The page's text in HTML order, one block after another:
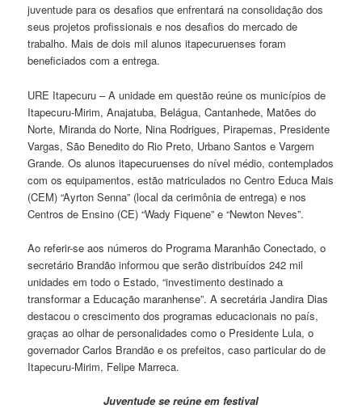
juventude para os desafios que enfrentará na consolidação dos
seus projetos profissionais e nos desafios do mercado de
trabalho. Mais de dois mil alunos itapecuruenses foram
beneficiados com a entrega.
URE Itapecuru – A unidade em questão reúne os municípios de
Itapecuru-Mirim, Anajatuba, Belágua, Cantanhede, Matões do
Norte, Miranda do Norte, Nina Rodrigues, Pirapemas, Presidente
Vargas, São Benedito do Rio Preto, Urbano Santos e Vargem
Grande. Os alunos itapecuruenses do nível médio, contemplados
com os equipamentos, estão matriculados no Centro Educa Mais
(CEM) “Ayrton Senna” (local da cerimônia de entrega) e nos
Centros de Ensino (CE) “Wady Fiquene” e “Newton Neves”.
Ao referir-se aos números do Programa Maranhão Conectado, o
secretário Brandão informou que serão distribuídos 242 mil
unidades em todo o Estado, “investimento destinado a
transformar a Educação maranhense”. A secretária Jandira Dias
destacou o crescimento dos programas educacionais no país,
graças ao olhar de personalidades como o Presidente Lula, o
governador Carlos Brandão e os prefeitos, caso particular do de
Itapecuru-Mirim, Felipe Marreca.
Juventude se reúne em festival